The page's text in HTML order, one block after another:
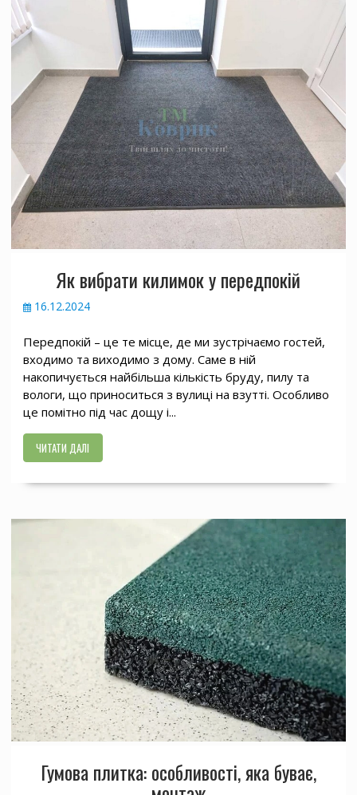
Як вибрати килимок у передпокій
16.12.2024
Передпокій – це те місце, де ми зустрічаємо гостей,
входимо та виходимо з дому. Саме в ній
накопичується найбільша кількість бруду, пилу та
вологи, що приноситься з вулиці на взутті. Особливо
це помітно під час дощу і...
ЧИТАТИ ДАЛІ
Гумова плитка: особливості, яка буває,